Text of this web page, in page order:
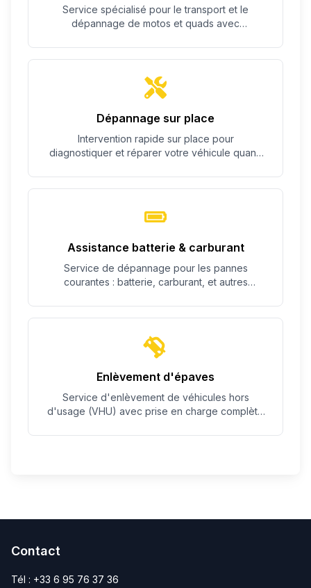
Service spécialisé pour le transport et le
dépannage de motos et quads avec
Dépannage sur place
Intervention rapide sur place pour
diagnostiquer et réparer votre véhicule quand
Assistance batterie & carburant
Service de dépannage pour les pannes
courantes : batterie, carburant, et autres
Enlèvement d'épaves
Service d'enlèvement de véhicules hors
d'usage (VHU) avec prise en charge complète
Contact
Tél : +33 6 95 76 37 36